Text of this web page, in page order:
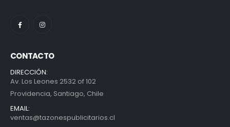
CONTACTO
DIRECCIÓN:
Av. Los Leones 2532 of 102
Providencia, Santiago, Chile
EMAIL:
ventas@tazonespublicitarios.cl